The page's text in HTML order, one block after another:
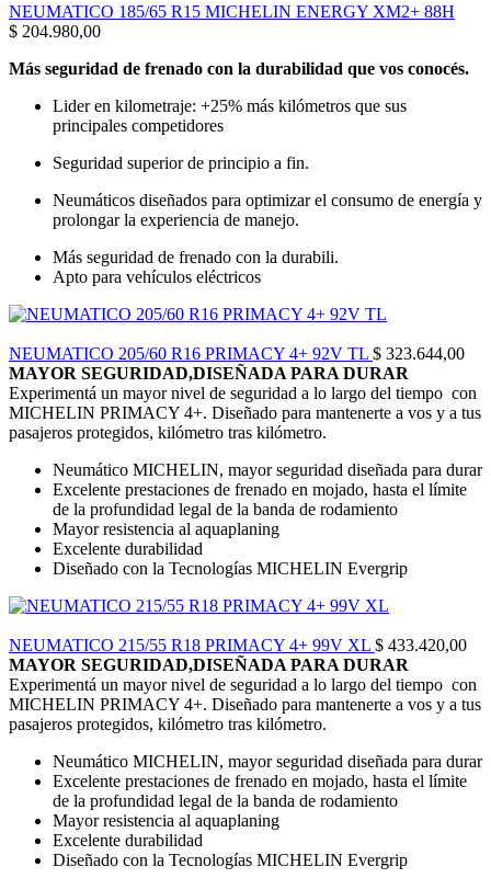
NEUMATICO 185/65 R15 MICHELIN ENERGY XM2+ 88H
$ 204.980,00
Más seguridad de frenado con la durabilidad que vos conocés.
Lider en kilometraje: +25% más kilómetros que sus
principales competidores
Seguridad superior de principio a fin.
Neumáticos diseñados para optimizar el consumo de energía y
prolongar la experiencia de manejo.
Más seguridad de frenado con la durabili.
Apto para vehículos eléctricos
NEUMATICO 205/60 R16 PRIMACY 4+ 92V TL $ 323.644,00
MAYOR SEGURIDAD,DISEÑADA PARA DURAR
Experimentá un mayor nivel de seguridad a lo largo del tiempo con
MICHELIN PRIMACY 4+. Diseñado para mantenerte a vos y a tus
pasajeros protegidos, kilómetro tras kilómetro.
Neumático MICHELIN, mayor seguridad diseñada para durar
Excelente prestaciones de frenado en mojado, hasta el límite
de la profundidad legal de la banda de rodamiento
Mayor resistencia al aquaplaning
Excelente durabilidad
Diseñado con la Tecnologías MICHELIN Evergrip
NEUMATICO 215/55 R18 PRIMACY 4+ 99V XL $ 433.420,00
MAYOR SEGURIDAD,DISEÑADA PARA DURAR
Experimentá un mayor nivel de seguridad a lo largo del tiempo con
MICHELIN PRIMACY 4+. Diseñado para mantenerte a vos y a tus
pasajeros protegidos, kilómetro tras kilómetro.
Neumático MICHELIN, mayor seguridad diseñada para durar
Excelente prestaciones de frenado en mojado, hasta el límite
de la profundidad legal de la banda de rodamiento
Mayor resistencia al aquaplaning
Excelente durabilidad
Diseñado con la Tecnologías MICHELIN Evergrip